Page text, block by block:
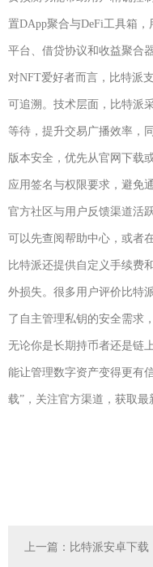
置DApp聚合与DeFi工具箱
平台、借贷协议和收益聚合
对NFT爱好者而言，比特派
可追溯。技术层面，比特派
等待，提升交易广播效率，
版本安全，优先从官网下载
应用签名与权限要求，避免
官方社区与用户反馈渠道活
可以先查阅帮助中心，或者
比特派还提供自定义手续费
外损失。很多用户评价比特
了自主管理私钥的安全需求
无论你是长期持币者还是链
能让管理数字资产变得更有
载”，关注官方渠道，获取最
上一篇： 比特派安卓下载